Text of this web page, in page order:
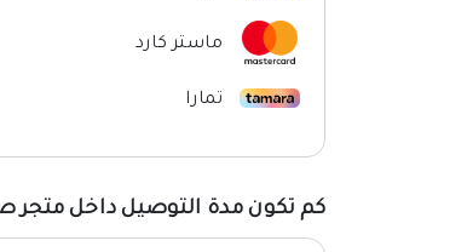
ماستر كارد
تمارا
كم تكون مدة التوصيل داخل متجر